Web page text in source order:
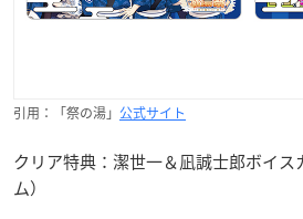
引用：「祭の湯」 公式サイト
クリア特典：潔世一＆凪誠士郎ボイス
ム）